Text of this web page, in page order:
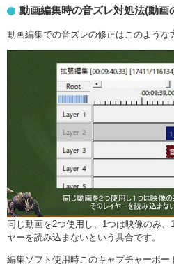
動画編集時の音ズレ対処法(動画
動画編集での音ズレの修正はこのような
同じ動画を2つ使用し、1つは映像のみ
ヤーを読み込まないという具合です。
編集ソフト使用時このキャプチャーボ